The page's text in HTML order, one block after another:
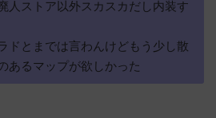
人ストア以外スカスカだし内装す
ドとまでは言わんけどもう少し散
あるマップが欲しかった